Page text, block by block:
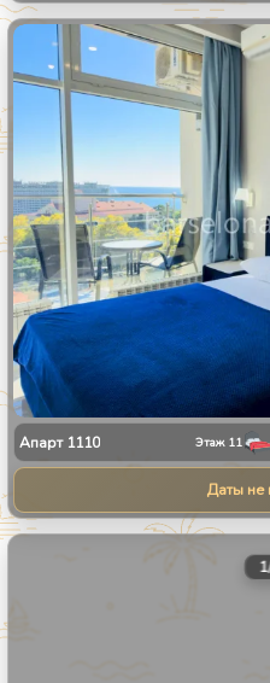
1
Апарт 1110 Этаж 11
Даты
1